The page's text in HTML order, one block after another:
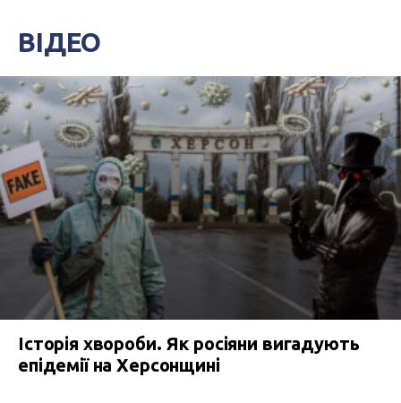
ВІДЕО
Історія хвороби. Як росіяни вигадують
епідемії на Херсонщині